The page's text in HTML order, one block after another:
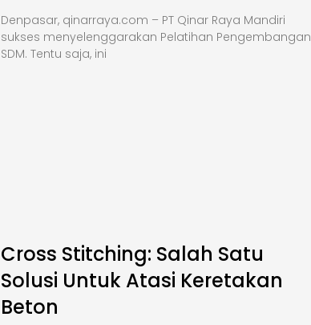
Denpasar, qinarraya.com – PT Qinar Raya Mandiri
sukses menyelenggarakan Pelatihan Pengembangan
SDM. Tentu saja, ini
Cross Stitching: Salah Satu
Solusi Untuk Atasi Keretakan
Beton